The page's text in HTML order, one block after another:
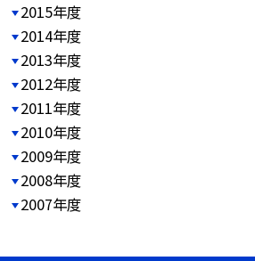
2015年度
2014年度
2013年度
2012年度
2011年度
2010年度
2009年度
2008年度
2007年度